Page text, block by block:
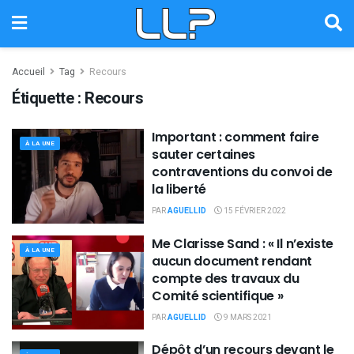
Accueil Tag Recours
Étiquette : Recours
À LA UNE
Important : comment faire
sauter certaines
contraventions du convoi de
la liberté
PARAGUELLID 15 FÉVRIER 2022
À LA UNE
Me Clarisse Sand : « Il n’existe
aucun document rendant
compte des travaux du
Comité scientifique »
PARAGUELLID 9 MARS 2021
Dépôt d’un recours devant le